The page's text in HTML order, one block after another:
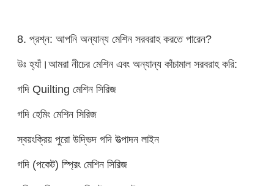
8. প্রশ্ন: আপনি অন্যান্য মেশিন সরবরাহ করতে পারেন?
উঃ হ্যাঁ।আমরা নীচের মেশিন এবং অন্যান্য কাঁচামাল সরবরাহ করি:
গদি Quilting মেশিন সিরিজ
গদি হেমিং মেশিন সিরিজ
স্বয়ংক্রিয় পুরো উদ্ভিদ গদি উত্পাদন লাইন
গদি (পকেট) স্প্রিং মেশিন সিরিজ